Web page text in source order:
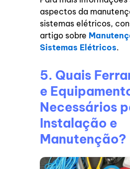
aspectos da
sistemas elétricos,
artigo sobre
Sistemas Elétricos.
5. Quais
e
Necessários
Instalação e
Manutenção?